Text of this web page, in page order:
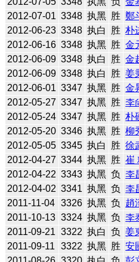
2012-07-01 3348 执黑 胜 鄭
2012-06-23 3348 执白 胜 朴
2012-06-16 3348 执黑 胜 金
2012-06-09 3348 执白 胜 金
2012-06-09 3348 执白 胜 姜
2012-06-01 3347 执黑 胜 金
2012-05-27 3347 执黑 胜 李
2012-05-24 3347 执黑 胜 朴
2012-05-20 3346 执黑 胜 柳
2012-05-05 3345 执白 胜 徐
2012-04-27 3344 执黑 胜 崔
2012-04-22 3343 执黑 负 李
2012-04-02 3341 执黑 负 李
2011-11-04 3326 执黑 负 趙
2011-10-13 3324 执黑 负 李
2011-09-21 3322 执白 负 姜
2011-09-11
3322 执黑 胜 安